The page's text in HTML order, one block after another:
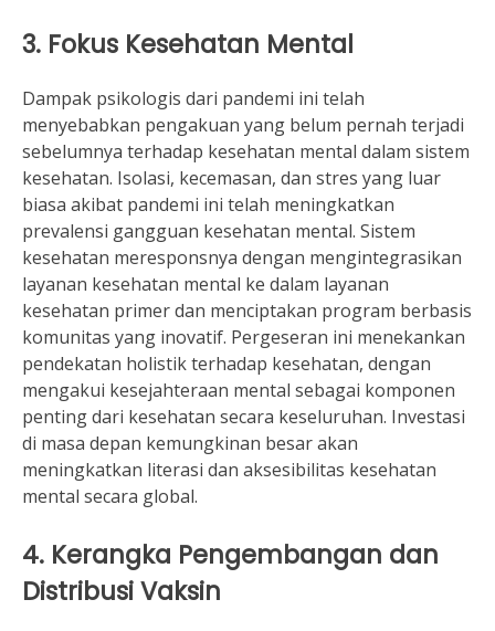
3. Fokus Kesehatan Mental
Dampak psikologis dari pandemi ini telah
menyebabkan pengakuan yang belum pernah terjadi
sebelumnya terhadap kesehatan mental dalam sistem
kesehatan. Isolasi, kecemasan, dan stres yang luar
biasa akibat pandemi ini telah meningkatkan
prevalensi gangguan kesehatan mental. Sistem
kesehatan meresponsnya dengan mengintegrasikan
layanan kesehatan mental ke dalam layanan
kesehatan primer dan menciptakan program berbasis
komunitas yang inovatif. Pergeseran ini menekankan
pendekatan holistik terhadap kesehatan, dengan
mengakui kesejahteraan mental sebagai komponen
penting dari kesehatan secara keseluruhan. Investasi
di masa depan kemungkinan besar akan
meningkatkan literasi dan aksesibilitas kesehatan
mental secara global.
4. Kerangka Pengembangan dan
Distribusi Vaksin